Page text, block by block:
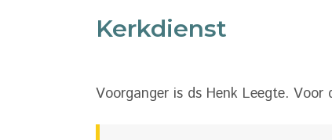
Kerkdienst
Voorganger is ds Henk Leegte.